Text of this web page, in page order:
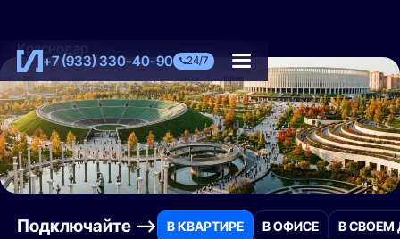
+7 (933) 330-40-90 24/7
Краснодар
Подключайте —> В КВАРТИРЕ В ОФИСЕ В СВОЕМ